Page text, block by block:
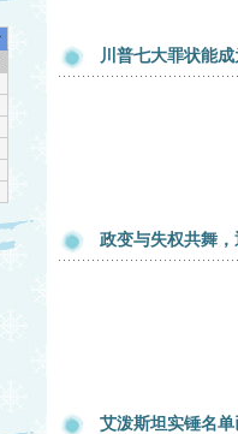
川普七大罪状能
政变与失权共舞
艾泼斯坦实锤名